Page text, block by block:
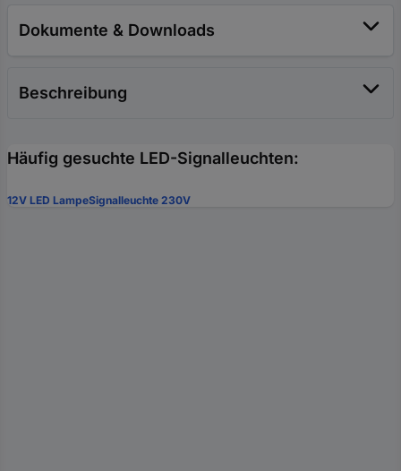
Dokumente & Downloads
Beschreibung
Häufig gesuchte LED-Signalleuchten:
12V LED LampeSignalleuchte 230V